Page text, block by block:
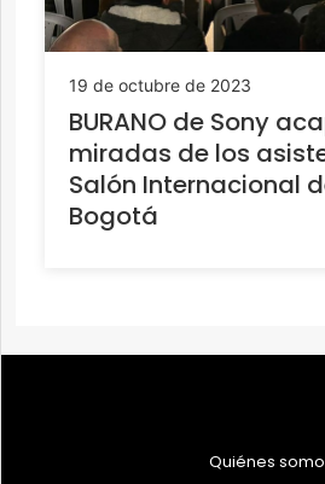
19 de octubre de 2023
BURANO de Sony
miradas de los
Salón Internacional
Bogotá
Quiénes